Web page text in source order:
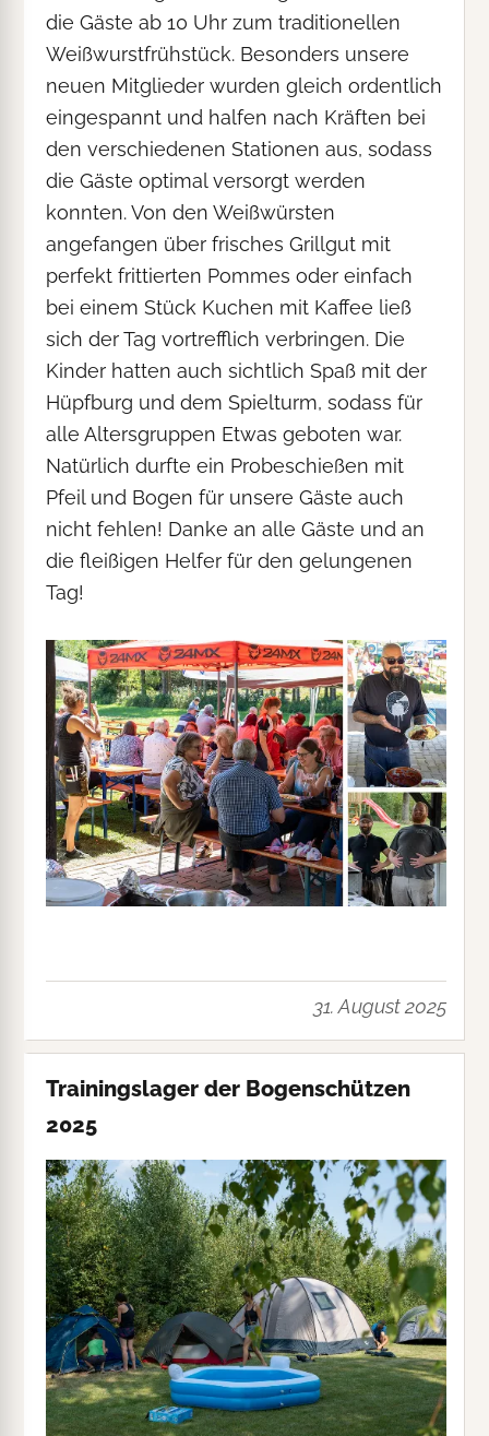
die Gäste ab 10 Uhr zum traditionellen
Weißwurstfrühstück. Besonders unsere
neuen Mitglieder wurden gleich ordentlich
eingespannt und halfen nach Kräften bei
den verschiedenen Stationen aus, sodass
die Gäste optimal versorgt werden
konnten. Von den Weißwürsten
angefangen über frisches Grillgut mit
perfekt frittierten Pommes oder einfach
bei einem Stück Kuchen mit Kaffee ließ
sich der Tag vortrefflich verbringen. Die
Kinder hatten auch sichtlich Spaß mit der
Hüpfburg und dem Spielturm, sodass für
alle Altersgruppen Etwas geboten war.
Natürlich durfte ein Probeschießen mit
Pfeil und Bogen für unsere Gäste auch
nicht fehlen! Danke an alle Gäste und an
die fleißigen Helfer für den gelungenen
Tag!
31. August 2025
Trainingslager der Bogenschützen
2025